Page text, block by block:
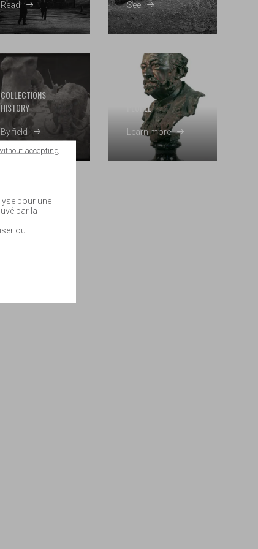
Read
COLLECTIONS
HISTORY
By field
See
PEOPLE
Learn more
pour une
par la
ou
accepting